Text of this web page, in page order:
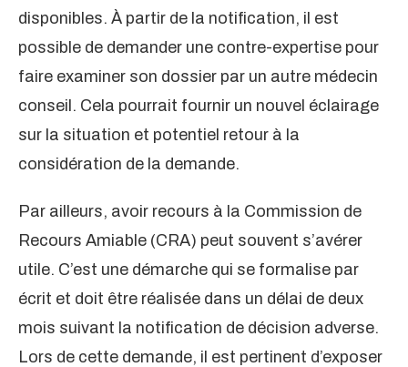
disponibles. À partir de la notification, il est
possible de demander une contre-expertise pour
faire examiner son dossier par un autre médecin
conseil. Cela pourrait fournir un nouvel éclairage
sur la situation et potentiel retour à la
considération de la demande.
Par ailleurs, avoir recours à la Commission de
Recours Amiable (CRA) peut souvent s’avérer
utile. C’est une démarche qui se formalise par
écrit et doit être réalisée dans un délai de deux
mois suivant la notification de décision adverse.
Lors de cette demande, il est pertinent d’exposer